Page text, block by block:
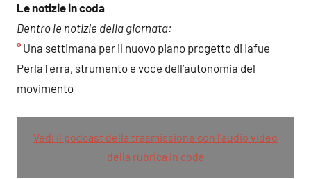
Le notizie in coda
Dentro le notizie della giornata:
° Una settimana per il nuovo piano progetto di Iafue
PerlaTerra, strumento e voce dell’autonomia del
movimento
Vedi il podcast della trasmissione con l’audio video
della rubrica in coda